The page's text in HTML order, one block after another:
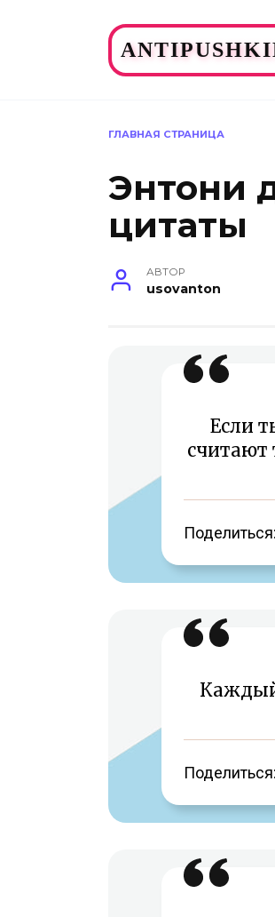
ГЛАВНАЯ СТРАНИЦА
Энтони
цитаты
АВТОР
usovanton
Если
считают
Поделиться:
Каждый
Поделиться: